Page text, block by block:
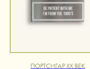
ПОРТСИГАР XX ВЕК